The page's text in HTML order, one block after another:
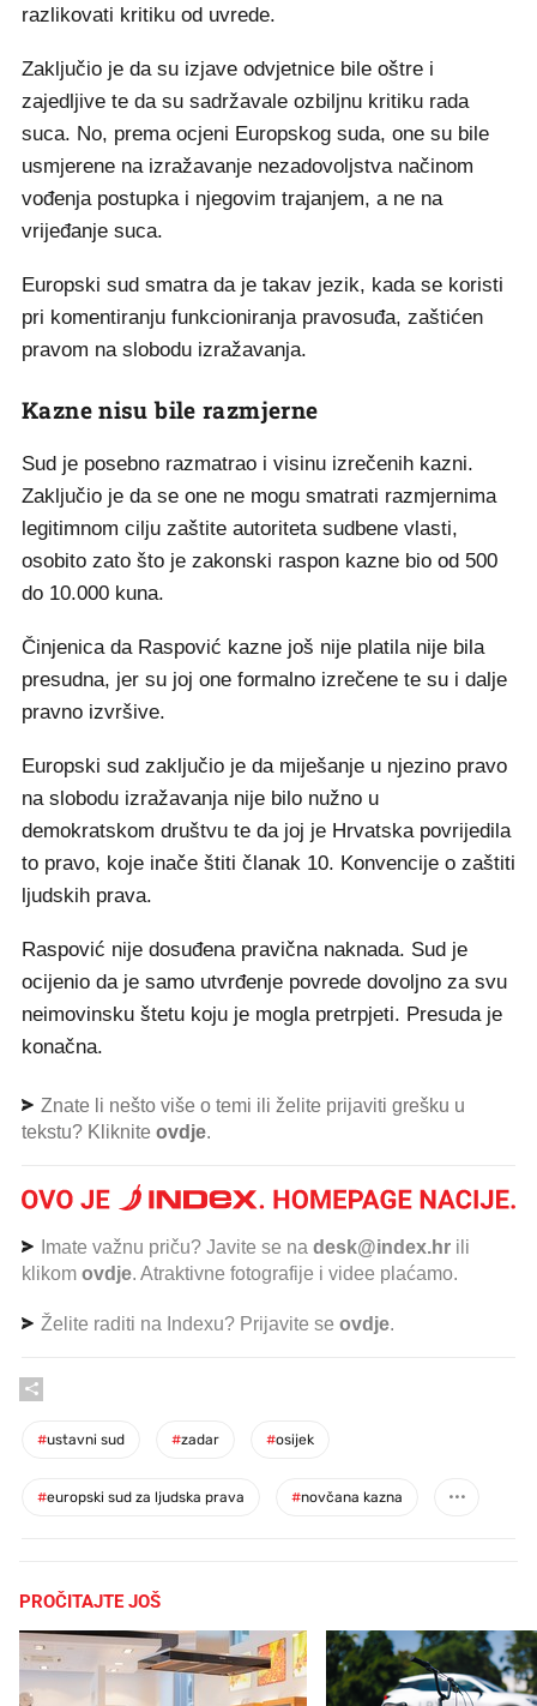
razlikovati kritiku od uvrede.
Zaključio je da su izjave odvjetnice bile oštre i
zajedljive te da su sadržavale ozbiljnu kritiku rada
suca. No, prema ocjeni Europskog suda, one su bile
usmjerene na izražavanje nezadovoljstva načinom
vođenja postupka i njegovim trajanjem, a ne na
vrijeđanje suca.
Europski sud smatra da je takav jezik, kada se koristi
pri komentiranju funkcioniranja pravosuđa, zaštićen
pravom na slobodu izražavanja.
Kazne nisu bile razmjerne
Sud je posebno razmatrao i visinu izrečenih kazni.
Zaključio je da se one ne mogu smatrati razmjernima
legitimnom cilju zaštite autoriteta sudbene vlasti,
osobito zato što je zakonski raspon kazne bio od 500
do 10.000 kuna.
Činjenica da Raspović kazne još nije platila nije bila
presudna, jer su joj one formalno izrečene te su i dalje
pravno izvršive.
Europski sud zaključio je da miješanje u njezino pravo
na slobodu izražavanja nije bilo nužno u
demokratskom društvu te da joj je Hrvatska povrijedila
to pravo, koje inače štiti članak 10. Konvencije o zaštiti
ljudskih prava.
Raspović nije dosuđena pravična naknada. Sud je
ocijenio da je samo utvrđenje povrede dovoljno za svu
neimovinsku štetu koju je mogla pretrpjeti. Presuda je
konačna.
Znate li nešto više o temi ili želite prijaviti grešku u
tekstu? Kliknite ovdje.
Imate važnu priču? Javite se na desk@index.hr ili
klikom ovdje. Atraktivne fotografije i videe plaćamo.
Želite raditi na Indexu? Prijavite se ovdje.
#ustavni sud #zadar #osijek
#europski sud za ljudska prava #novčana kazna
PROČITAJTE JOŠ